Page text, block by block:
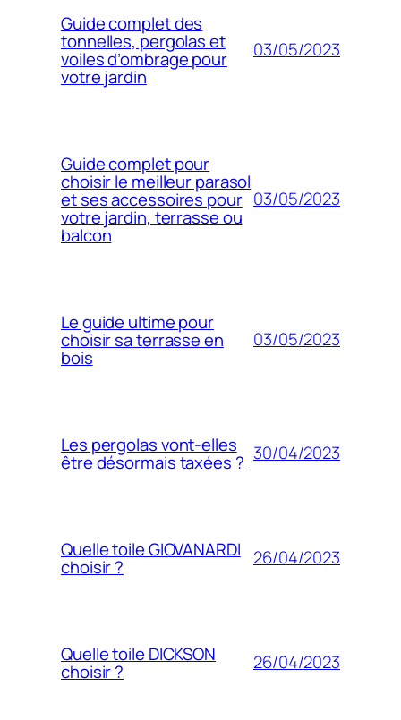
Guide complet des
tonnelles, pergolas et
voiles d’ombrage pour
votre jardin
03/05/2023
Guide complet pour
choisir le meilleur parasol
et ses accessoires pour
votre jardin, terrasse ou
balcon
03/05/2023
Le guide ultime pour
choisir sa terrasse en
bois
03/05/2023
Les pergolas vont-elles
être désormais taxées ? 30/04/2023
Quelle toile GIOVANARDI
choisir ? 26/04/2023
Quelle toile DICKSON
choisir ? 26/04/2023